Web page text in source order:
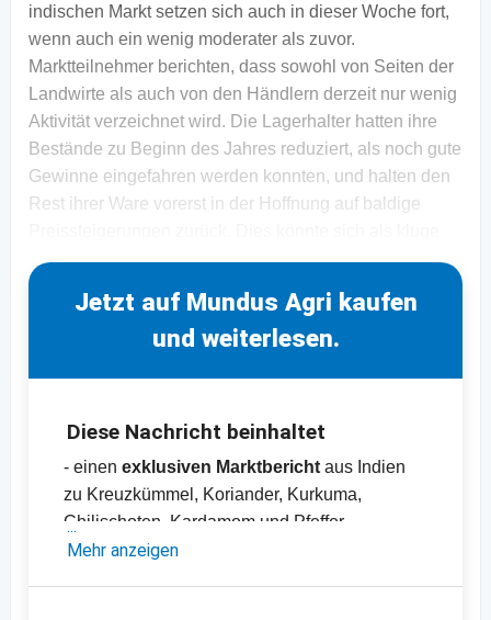
indischen Markt setzen sich auch in dieser Woche fort,
wenn auch ein wenig moderater als zuvor.
Marktteilnehmer berichten, dass sowohl von Seiten der
Landwirte als auch von den Händlern derzeit nur wenig
Aktivität verzeichnet wird. Die Lagerhalter hatten ihre
Bestände zu Beginn des Jahres reduziert, als noch gute
Gewinne eingefahren werden konnten, und halten den
Rest ihrer Ware vorerst in der Hoffnung auf baldige
Jetzt auf Mundus Agri kaufen
und weiterlesen.
Diese Nachricht beinhaltet
- einen exklusiven Marktbericht aus Indien
zu Kreuzkümmel, Koriander, Kurkuma,
Chilischoten, Kardamom und Pfeffer
- Preisliste mit über
Mehr anzeigen